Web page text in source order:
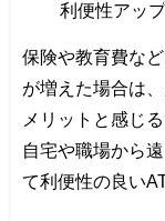
利便性アップ
保険や教育費な
が増えた場合は
メリットと感じ
自宅や職場から
て利便性の良い